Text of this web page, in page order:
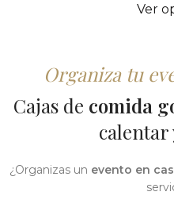
Ver
Organiza tu
Cajas de comida
¿Organizas un evento en